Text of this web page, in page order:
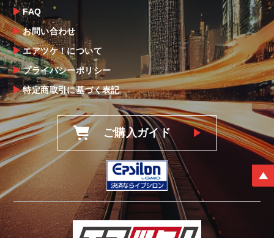
FAQ
お問い合わせ
エアツケ！について
プライバシーポリシー
特定商取引に基づく表記
ご購入ガイド